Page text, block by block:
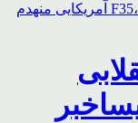
محل استقرار جنگنده های F35، F15، F16 آمریکایی منهدم